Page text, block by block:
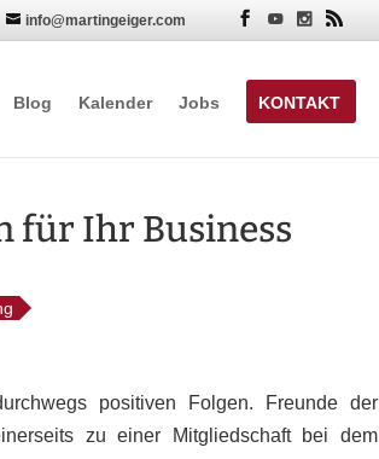
info@martingeiger.com  
Blog Kalender Jobs KONTAKT
für Ihr Business
positiven Folgen. Freunde der
zu einer Mitgliedschaft bei dem